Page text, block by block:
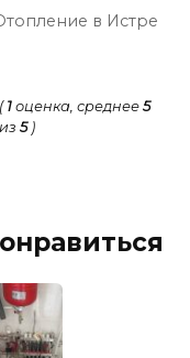
в Истре
( 1оценка, среднее 5
из 5)